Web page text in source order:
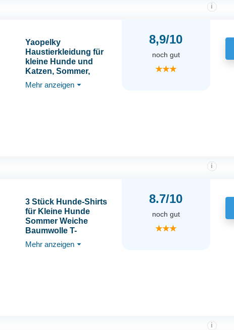
Yaopelky
Haustierkleidung für
kleine Hunde und
Katzen, Sommer,
Herbst, Herzmuster,
dehnbar, Rüschen,
Mehr anzeigen ⏷
8,9/10
i
noch gut
★★★
3 Stück Hunde-Shirts
für Kleine Hunde
Sommer Weiche
Baumwolle T-
Shirt,Hund Soft Tank
Top Ärmellose Weste
Mehr anzeigen ⏷
8.7/10
i
noch gut
★★★
i